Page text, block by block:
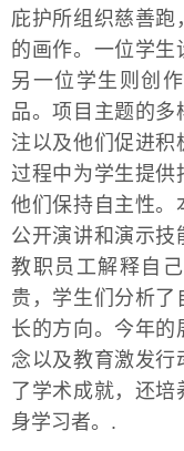
庇护所组织慈善跑
的画作。一位学生
另一位学生则创
品。项目主题的多
注以及他们促进
过程中为学生提
他们保持自主性。
公开演讲和演示技
教职员工解释自
贵，学生们分析
长的方向。今年的
念以及教育激发行
了学术成就，还
身学习者。.